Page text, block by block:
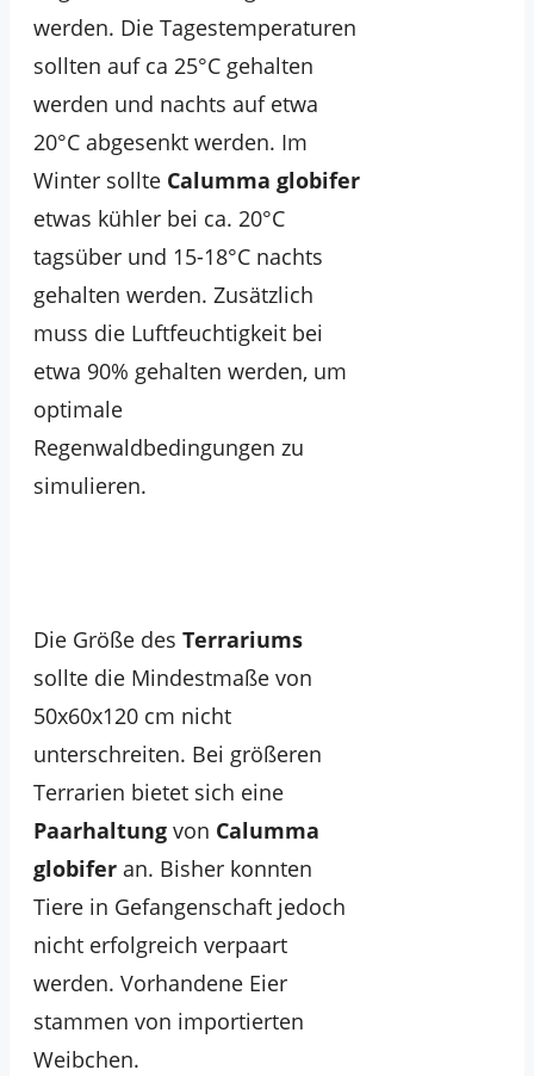
werden. Die Tagestemperaturen
sollten auf ca 25°C gehalten
werden und nachts auf etwa
20°C abgesenkt werden. Im
Winter sollte Calumma globifer
etwas kühler bei ca. 20°C
tagsüber und 15-18°C nachts
gehalten werden. Zusätzlich
muss die Luftfeuchtigkeit bei
etwa 90% gehalten werden, um
optimale
Regenwaldbedingungen zu
simulieren.
Die Größe des Terrariums
sollte die Mindestmaße von
50x60x120 cm nicht
unterschreiten. Bei größeren
Terrarien bietet sich eine
Paarhaltung von Calumma
globifer an. Bisher konnten
Tiere in Gefangenschaft jedoch
nicht erfolgreich verpaart
werden. Vorhandene Eier
stammen von importierten
Weibchen.